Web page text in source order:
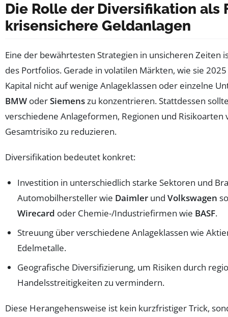
Die Rolle der Diversifikation als
krisensichere Geldanlagen
Eine der bewährtesten Strategien in unsicheren Zeiten
des Portfolios. Gerade in volatilen Märkten, wie sie
Kapital nicht auf wenige Anlageklassen oder einzelne
BMW oderSiemenszu konzentrieren. Stattdessen
verschiedene Anlageformen, Regionen und
Gesamtrisiko zu reduzieren.
Diversifikation bedeutet konkret:
Investition in unterschiedlich starke Sektoren und
Automobilhersteller wie Daimler und Volkswagen
Wirecard oder Chemie-/Industriefirmen wie BASF.
Streuung über verschiedene Anlageklassen wie
Edelmetalle.
Geografische Diversifizierung, um Risiken durch
Handelsstreitigkeiten zu vermindern.
Diese Herangehensweise ist kein kurzfristiger Trick,